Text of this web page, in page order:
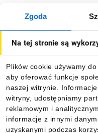
Zgoda
Na tej stronie są
Plików cookie używamy
aby oferować funkcje
naszej witrynie.
witryny, udostępniamy
reklamowym i
informacje z innymi
uzyskanymi podczas
O firmie
Informacje
Pobierz